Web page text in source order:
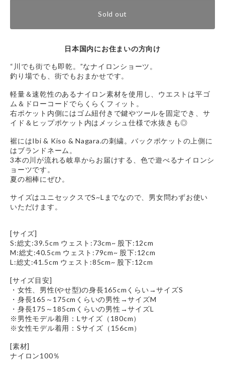
Sold out
日本国内にお住まいの方向け
“川でも街でも即乾。”なナイロンショーツ。
釣り場でも、街でもおまかせです。
軽量＆速乾性のあるナイロン素材を使用し、ウエストは平ゴ
ム＆ドローコードでらくらくフィット。
右ポケット内側にはゴム紐付きで鍵やツールを固定でき、サ
イド＆ヒップポケット内はメッシュ仕様で水抜きも◎
裾にはIbi & Kiso & Nagara.の刺繍。バックポケットの上側に
はブランドネーム。
3本の川が流れる岐阜からお届けする、色で遊べるナイロンシ
ョーツです。
夏の相棒にぜひ。
サイズはユニセックスでS~Lまでなので、男女問わずお使い
いただけます。
[サイズ]
S:総丈:39.5cm ウェスト:73cm~ 股下:12cm
M:総丈:40.5cm ウェスト:79cm~ 股下:12cm
L:総丈:41.5cm ウェスト:85cm~ 股下:12cm
[サイズ目安]
・女性、男性(やせ型)の身長165cmくらい→サイズS
・身長165～175cmくらいの男性→サイズM
・身長175～185cmくらいの男性→サイズL
※男性モデル着用：Lサイズ（180cm）
※女性モデル着用：Sサイズ（156cm）
[素材]
ナイロン100％